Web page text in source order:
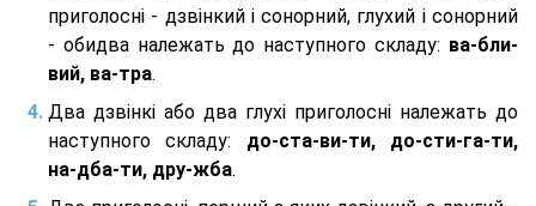
приголосні - дзвінкий і сонорний, глухий і сонорний
- обидва належать до наступного складу: ва-бли-
вий, ва-тра.
Два дзвінкі або два глухі приголосні належать до
наступного складу: до-ста-ви-ти, до-сти-га-ти,
на-дба-ти, дру-жба.